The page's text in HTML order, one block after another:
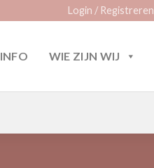
Login / Registreren
INFO WIE ZIJN WIJ